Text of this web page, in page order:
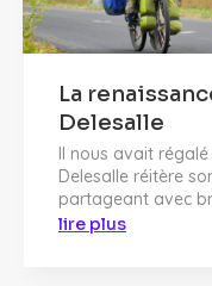
La
Delesalle
Il nous avait
Delesalle réitère
partageant avec
lire plus